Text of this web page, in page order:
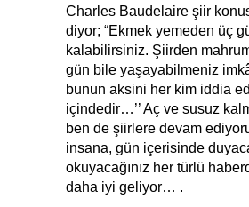
Charles Baudelaire şiir
diyor; “Ekmek yemeden üç
kalabilirsiniz. Şiirden
gün bile yaşayabilmeniz
bunun aksini her kim iddia
içindedir…’’ Aç ve susuz
ben de şiirlere devam
insana, gün içerisinde
okuyacağınız her türlü
daha iyi geliyor… .